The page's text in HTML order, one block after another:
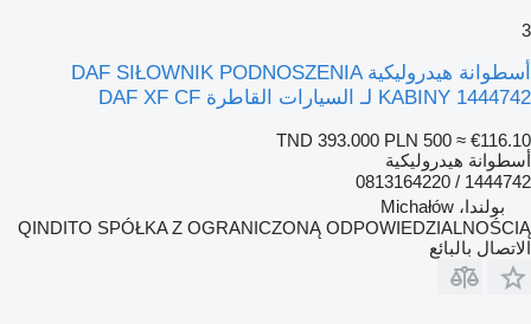
3
أسطوانة هيدروليكية DAF SIŁOWNIK PODNOSZENIA
KABINY 1444742 لـ السيارات القاطرة DAF XF CF
TND 393.000 PLN 500 ≈ €116.10
أسطوانة هيدروليكية
1444742 / 0813164220
بولندا، Michałów
QINDITO SPÓŁKA Z OGRANICZONĄ ODPOWIEDZIALNOŚCIĄ
الاتصال بالبائع